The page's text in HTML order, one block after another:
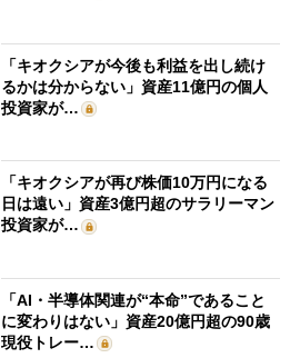
「キオクシアが今後も利益を出し続け
るかは分からない」資産11億円の個人
投資家が…
「キオクシアが再び株価10万円になる
日は遠い」資産3億円超のサラリーマン
投資家が…
「AI・半導体関連が“本命”であること
に変わりはない」資産20億円超の90歳
現役トレー…